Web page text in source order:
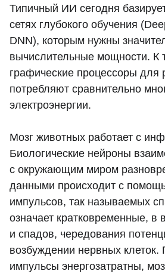
Типичный ИИ сегодня
сетях глубокого обучения
DNN), которым нужны
вычислительные мощности. К
графические процессоры для
потребляют сравнительно
электроэнергии.
Мозг животных работает с
Биологические нейроны
с окружающим миром
данными происходит с
импульсов, так называемых
означает кратковременные, в
и спадов, чередования
возбуждении нервных клеток.
импульсы энергозатратны,